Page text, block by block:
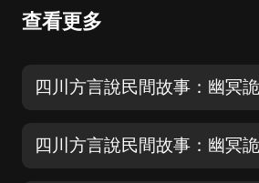
查看更多